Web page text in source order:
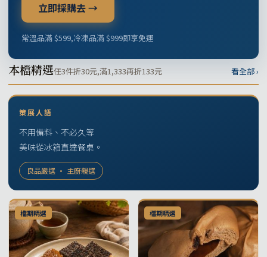
立即採購去 →
常溫品滿 $599,冷凍品滿 $999即享免運
本檔精選任3件折30元,滿1,333再折133元 看全部 ›
策展人語
不用備料、不必久等
美味從冰箱直達餐桌。
良品嚴選 · 主廚親選
檔期精選 檔期精選